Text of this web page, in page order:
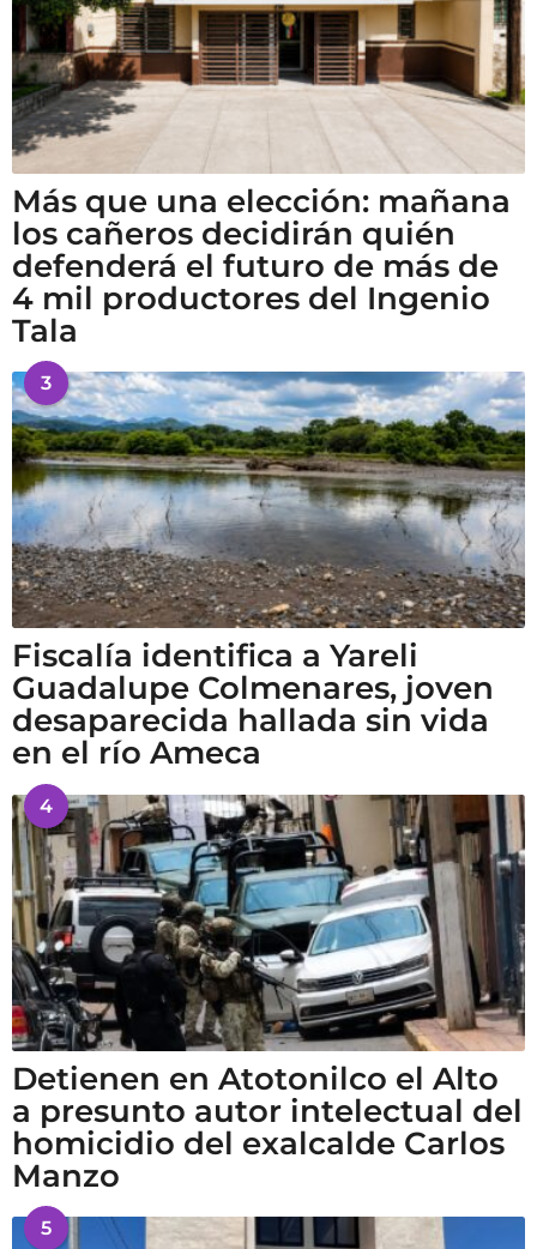
Más que una elección: mañana
los cañeros decidirán quién
defenderá el futuro de más de
4 mil productores del Ingenio
Tala
3
Fiscalía identifica a Yareli
Guadalupe Colmenares, joven
desaparecida hallada sin vida
en el río Ameca
4
Detienen en Atotonilco el Alto
a presunto autor intelectual del
homicidio del exalcalde Carlos
Manzo
5